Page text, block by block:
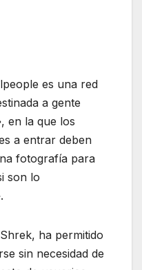
es una red
a gente
en la que los
a entrar deben
fotografía para
son lo
ha permitido
sin necesidad de